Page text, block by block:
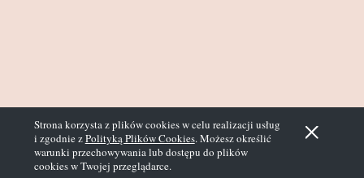
Strona korzysta z plików cookies w celu realizacji usług
i zgodnie zPolityką Plików Cookies. Możesz określić
warunki przechowywania lub dostępu do plików
cookies w Twojej przeglądarce.